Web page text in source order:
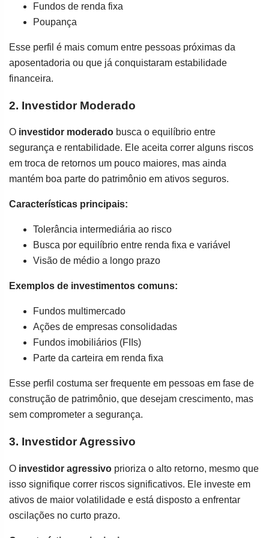
Fundos de renda fixa
Poupança
Esse perfil é mais comum entre pessoas próximas da
aposentadoria ou que já conquistaram estabilidade
financeira.
2. Investidor Moderado
O investidor moderado busca o equilíbrio entre
segurança e rentabilidade. Ele aceita correr alguns riscos
em troca de retornos um pouco maiores, mas ainda
mantém boa parte do patrimônio em ativos seguros.
Características principais:
Tolerância intermediária ao risco
Busca por equilíbrio entre renda fixa e variável
Visão de médio a longo prazo
Exemplos de investimentos comuns:
Fundos multimercado
Ações de empresas consolidadas
Fundos imobiliários (FIIs)
Parte da carteira em renda fixa
Esse perfil costuma ser frequente em pessoas em fase de
construção de patrimônio, que desejam crescimento, mas
sem comprometer a segurança.
3. Investidor Agressivo
O investidor agressivo prioriza o alto retorno, mesmo que
isso signifique correr riscos significativos. Ele investe em
ativos de maior volatilidade e está disposto a enfrentar
oscilações no curto prazo.